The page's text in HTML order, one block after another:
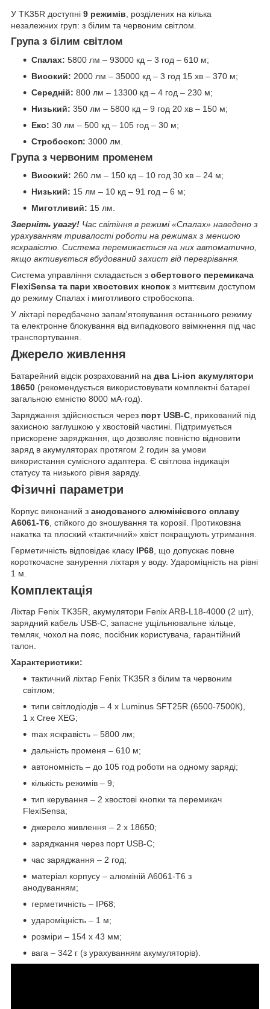
У TK35R доступні 9 режимів , розділених на кілька
незалежних груп: з білим та червоним світлом.
Група з білим світлом
Спалах: 5800 лм – 93000 кд – 3 год – 610 м;
Високий: 2000 лм – 35000 кд – 3 год 15 хв – 370 м;
Середній: 800 лм – 13300 кд – 4 год – 230 м;
Низький: 350 лм – 5800 кд – 9 год 20 хв – 150 м;
Еко: 30 лм – 500 кд – 105 год – 30 м;
Стробоскоп: 3000 лм.
Група з червоним променем
Високий: 260 лм – 150 кд – 10 год 30 хв – 24 м;
Низький: 15 лм – 10 кд – 91 год – 6 м;
Миготливий: 15 лм.
Зверніть увагу! Час світіння в режимі «Спалах» наведено з
урахуванням тривалості роботи на режимах з меншою
яскравістю. Система перемикається на них автоматично,
якщо активується вбудований захист від перегрівання.
Система управління складається з обертового перемикача
FlexiSensa та пари хвостових кнопок з миттєвим доступом
до режиму Спалах і миготливого стробоскопа.
У ліхтарі передбачено запам'ятовування останнього режиму
та електронне блокування від випадкового ввімкнення під час
транспортування.
Джерело живлення
Батарейний відсік розрахований на два Li-ion акумулятори
18650 (рекомендується використовувати комплектні батареї
загальною ємністю 8000 мА·год).
Заряджання здійснюється через порт USB-C , прихований під
захисною заглушкою у хвостовій частині. Підтримується
прискорене заряджання, що дозволяє повністю відновити
заряд в акумуляторах протягом 2 годин за умови
використання сумісного адаптера. Є світлова індикація
статусу та низького рівня заряду.
Фізичні параметри
Корпус виконаний з анодованого алюмінієвого сплаву
A6061-T6 , стійкого до зношування та корозії. Протиковзна
накатка та плоский «тактичний» хвіст покращують утримання.
Герметичність відповідає класу IP68 , що допускає повне
короткочасне занурення ліхтаря у воду. Удароміцність на рівні
1 м.
Комплектація
Ліхтар Fenix TK35R, акумулятори Fenix ARB-L18-4000 (2 шт),
зарядний кабель USB-C, запасне ущільнювальне кільце,
темляк, чохол на пояс, посібник користувача, гарантійний
талон.
Характеристики:
тактичний ліхтар Fenix TK35R з білим та червоним
світлом;
типи світлодіодів – 4 х Luminus SFT25R (6500-7500К),
1 х Cree XEG;
max яскравість – 5800 лм;
дальність променя – 610 м;
автономність – до 105 год роботи на одному заряді;
кількість режимів – 9;
тип керування – 2 хвостові кнопки та перемикач
FlexiSensa;
джерело живлення – 2 х 18650;
заряджання через порт USB-C;
час заряджання – 2 год;
матеріал корпусу – алюміній A6061-T6 з
анодуванням;
герметичність – IP68;
удароміцність – 1 м;
розміри – 154 х 43 мм;
вага – 342 г (з урахуванням акумуляторів).